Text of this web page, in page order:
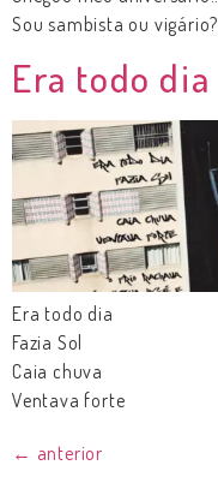
Sou sambista ou vigário?
Era todo dia
Era todo dia
Fazia Sol
Caia chuva
Ventava forte
← anterior